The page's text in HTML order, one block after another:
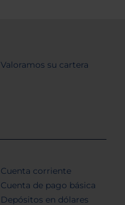
Valoramos su cartera
Cuenta corriente
Cuenta de pago básica
Depósitos en dólares